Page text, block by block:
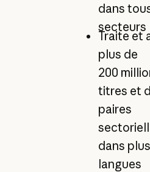
dans
secteurs
Traite et
plus de
200
titres et
paires
dans
langues